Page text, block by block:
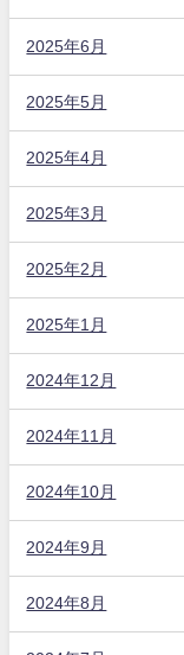
2025年6月
2025年5月
2025年4月
2025年3月
2025年2月
2025年1月
2024年12月
2024年11月
2024年10月
2024年9月
2024年8月